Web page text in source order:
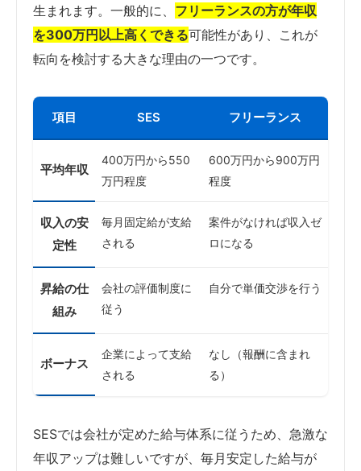
生まれます。一般的に、 フリーランスの方が年収
を300万円以上高くできる可能性があり、これが
転向を検討する大きな理由の一つです。
項目 SES フリーランス
平均年収
400万円から550
万円程度
600万円から900万円
程度
収入の安
定性
毎月固定給が支給
される
案件がなければ収入ゼ
ロになる
昇給の仕
組み
会社の評価制度に
従う
自分で単価交渉を行う
ボーナス
企業によって支給
される
なし（報酬に含まれ
る）
SESでは会社が定めた給与体系に従うため、急激な
年収アップは難しいですが、毎月安定した給与が